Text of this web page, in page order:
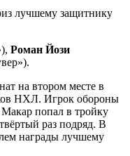
лучшему защитнику
Роман Йози
на втором месте в
НХЛ. Игрок обороны
попал в тройку
раз подряд. В
награды лучшему